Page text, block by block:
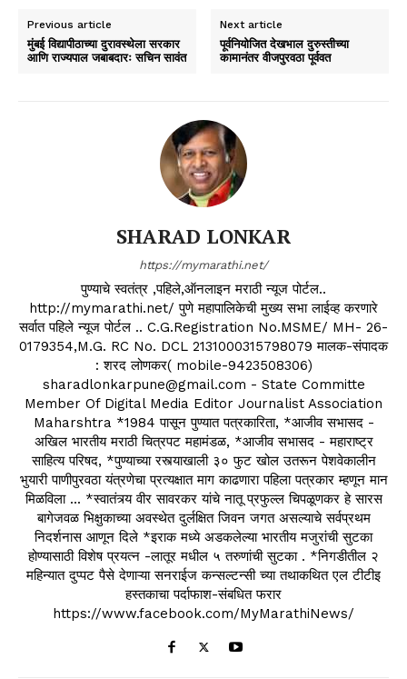
Previous article
मुंबई विद्यापीठाच्या दुरावस्थेला सरकार
आणि राज्यपाल जबाबदारः सचिन सावंत
Next article
पूर्वनियोजित देखभाल दुरुस्तीच्या
कामानंतर वीजपुरवठा पूर्ववत
SHARAD LONKAR
https://mymarathi.net/
पुण्याचे स्वतंत्र ,पहिले,ऑनलाइन मराठी न्यूज पोर्टल..
http://mymarathi.net/ पुणे महापालिकेची मुख्य सभा लाईव्ह करणारे
सर्वात पहिले न्यूज पोर्टल .. C.G.Registration No.MSME/ MH- 26-
0179354,M.G. RC No. DCL 2131000315798079 मालक-संपादक
: शरद लोणकर( mobile-9423508306)
sharadlonkarpune@gmail.com - State Committe
Member Of Digital Media Editor Journalist Association
Maharshtra *1984 पासून पुण्यात पत्रकारिता, *आजीव सभासद -
अखिल भारतीय मराठी चित्रपट महामंडळ, *आजीव सभासद - महाराष्ट्र
साहित्य परिषद, *पुण्याच्या रस्त्याखाली ३० फुट खोल उतरून पेशवेकालीन
भुयारी पाणीपुरवठा यंत्रणेचा प्रत्यक्षात माग काढणारा पहिला पत्रकार म्हणून मान
मिळविला ... *स्वातंत्र्य वीर सावरकर यांचे नातू प्रफुल्ल चिपळूणकर हे सारस
बागेजवळ भिक्षुकाच्या अवस्थेत दुर्लक्षित जिवन जगत असल्याचे सर्वप्रथम
निदर्शनास आणून दिले *इराक मध्ये अडकलेल्या भारतीय मजुरांची सुटका
होण्यासाठी विशेष प्रयत्न -लातूर मधील ५ तरुणांची सुटका . *निगडीतील २
महिन्यात दुप्पट पैसे देणाऱ्या सनराईज कन्सल्टन्सी च्या तथाकथित एल टीटीइ
हस्तकाचा पर्दाफाश-संबधित फरार
https://www.facebook.com/MyMarathiNews/